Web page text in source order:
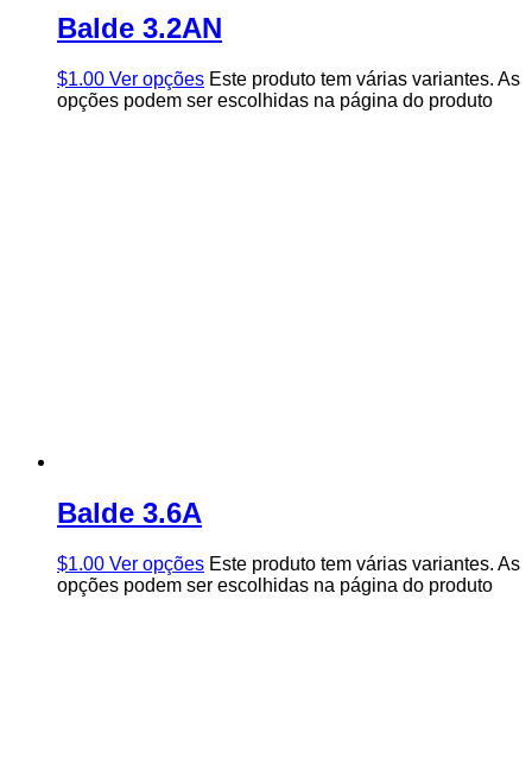
Balde 3.2AN
$1.00 Ver opções Este produto tem várias variantes. As
opções podem ser escolhidas na página do produto
Balde 3.6A
$1.00 Ver opções Este produto tem várias variantes. As
opções podem ser escolhidas na página do produto